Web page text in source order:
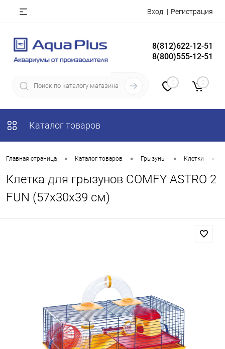
Вход Регистрация
8(812)622-12-51
8(800)555-12-51
0 0
Каталог товаров
Главная страница • Каталог товаров • Грызуны • Клетки •
Клетка для грызунов COMFY ASTRO 2
FUN (57х30х39 см)